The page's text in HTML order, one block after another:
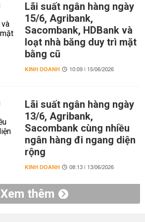
Lãi suất ngân hàng ngày
15/6, Agribank,
Sacombank, HDBank và
loạt nhà băng duy trì mặt
bằng cũ
KINH DOANH 10:09 | 15/06/2026
Lãi suất ngân hàng ngày
13/6, Agribank,
Sacombank cùng nhiều
ngân hàng đi ngang diện
rộng
KINH DOANH 08:13 | 13/06/2026
Xem thêm